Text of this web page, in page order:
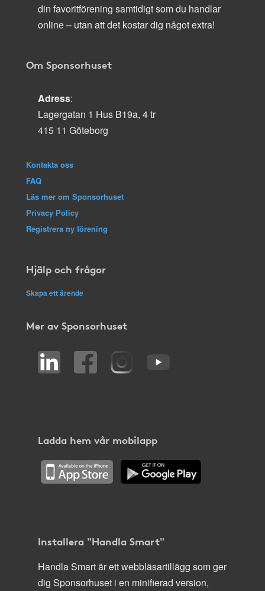
din favoritförening samtidigt som du handlar
online – utan att det kostar dig något extra!
Om Sponsorhuset
Adress:
Lagergatan 1 Hus B19a, 4 tr
415 11 Göteborg
Kontakta oss
FAQ
Läs mer om Sponsorhuset
Privacy Policy
Registrera ny förening
Hjälp och frågor
Skapa ett ärende
Mer av Sponsorhuset
Ladda hem vår mobilapp
Installera "Handla Smart"
Handla Smart är ett webbläsartillägg som ger
dig Sponsorhuset i en minifierad version,